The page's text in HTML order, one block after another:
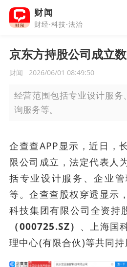
财闻
财经·科技·法治
京东方持股公司成立
财闻 2026/06/01 08:49:50
经营范围包括专业设计服务
询服务等。
企查查APP显示，近日，
限公司成立，法定代表人
括专业设计服务、企业
等。企查查股权穿透显示
科技集团有限公司全资持
（000725.SZ） 、上海国
理中心(有限合伙)等共同持